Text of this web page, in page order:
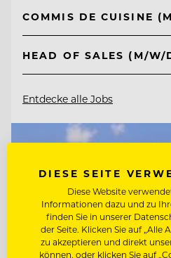
COMMIS DE CUISINE
HEAD OF SALES (M/W/
Entdecke alle Jobs
DIESE SEITE
Diese Website
Informationen dazu und zu
finden Sie in unserer
der Seite. Klicken Sie auf „Alle
zu akzeptieren und direkt
können, oder klicken Sie auf